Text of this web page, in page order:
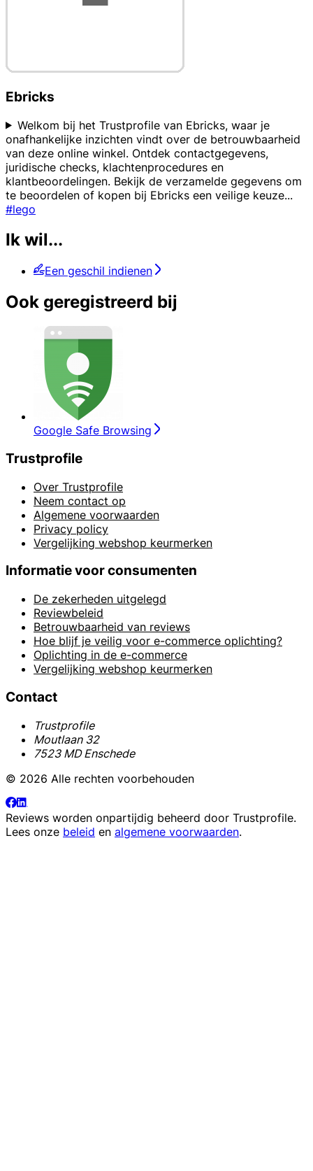
Ebricks
Welkom bij het Trustprofile van Ebricks, waar je
onafhankelijke inzichten vindt over de betrouwbaarheid
van deze online winkel. Ontdek contactgegevens,
juridische checks, klachtenprocedures en
klantbeoordelingen. Bekijk de verzamelde gegevens om
te beoordelen of kopen bij Ebricks een veilige keuze...
#lego
Ik wil...
Een geschil indienen
Ook geregistreerd bij
Google Safe Browsing
Trustprofile
Over Trustprofile
Neem contact op
Algemene voorwaarden
Privacy policy
Vergelijking webshop keurmerken
Informatie voor consumenten
De zekerheden uitgelegd
Reviewbeleid
Betrouwbaarheid van reviews
Hoe blijf je veilig voor e-commerce oplichting?
Oplichting in de e-commerce
Vergelijking webshop keurmerken
Contact
Trustprofile
Moutlaan 32
7523 MD Enschede
© 2026 Alle rechten voorbehouden
Reviews worden onpartijdig beheerd door Trustprofile.
Lees onze beleid en algemene voorwaarden.